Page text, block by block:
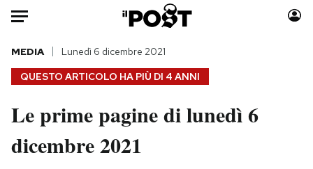
Auto
HOME
Italia
Politica
Moda
QUESTO ARTICOLO HA PIÙ DI 4 ANNI
MEDIA Lunedì 6 dicembre 2021
Le prime pagine di lunedì 6
dicembre 2021